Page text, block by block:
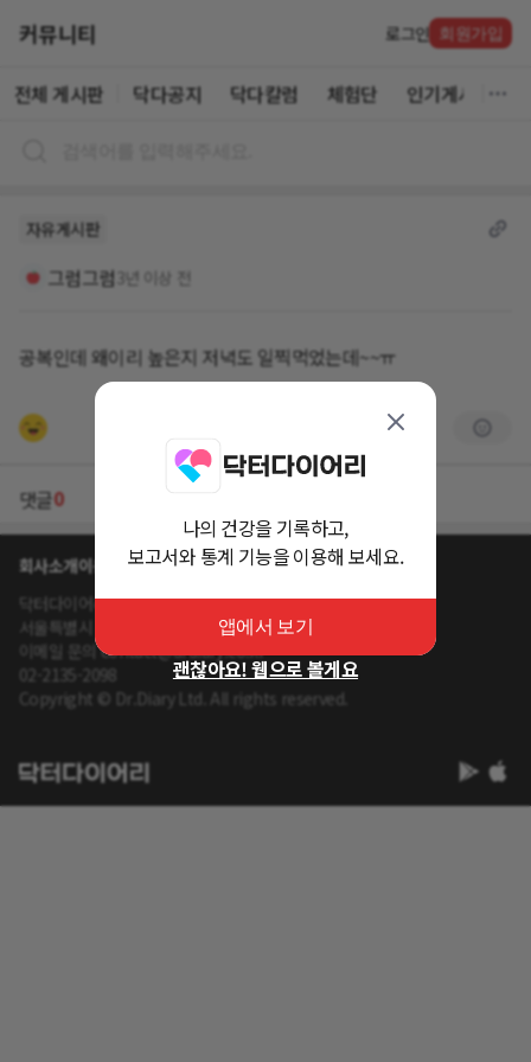
커뮤니티 로그인 회원가입
전체 게시판 닥다공지 닥다칼럼 체험단 인기게시글
자유게시판
그럼그럼 3년 이상 전
공복인데 왜이리 높은지 저녁도 일찍먹었는데~~ㅠ
댓글0
회사소개이용약관개인정보 처리방침
닥터다이어리 대표 : 송제윤
서울특별시 강남구 테헤란로 416 연봉빌딩 8층
이메일 문의 contact@drdiary.co.kr
02-2135-2098
Copyright © Dr.Diary Ltd. All rights reserved.
나의 건강을 기록하고,
보고서와 통계 기능을 이용해 보세요.
앱에서 보기
괜찮아요! 웹으로 볼게요